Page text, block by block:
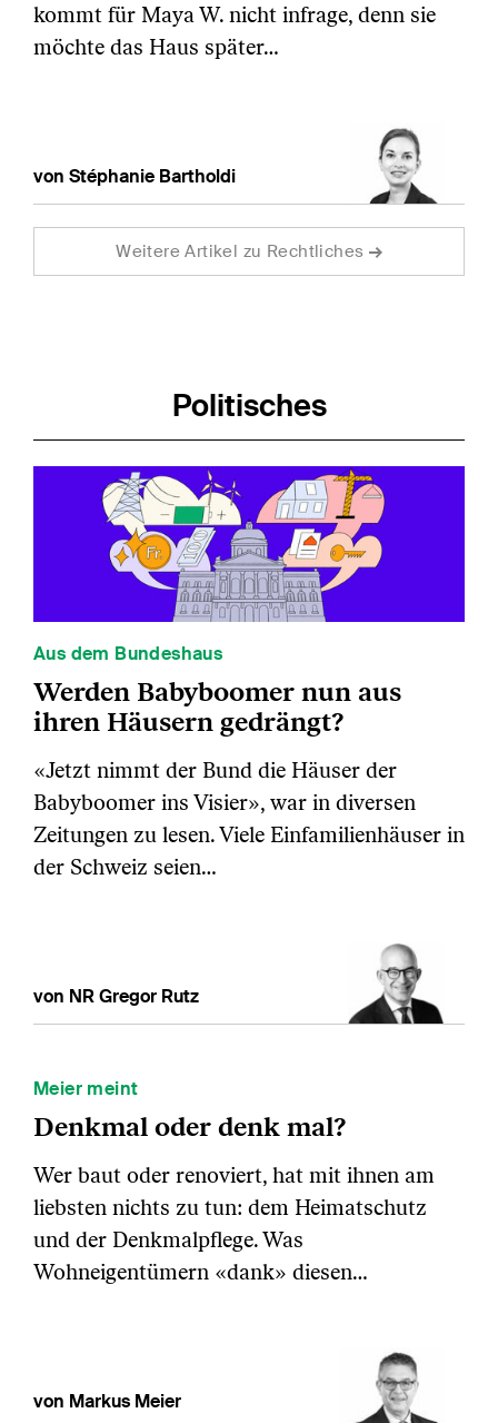
kommt für Maya W. nicht infrage, denn sie
möchte das Haus später…
von Stéphanie Bartholdi
Weitere Artikel zu Rechtliches
Politisches
Aus dem Bundeshaus
Werden Babyboomer nun aus
ihren Häusern gedrängt?
«Jetzt nimmt der Bund die Häuser der
Babyboomer ins Visier», war in diversen
Zeitungen zu lesen. Viele Einfamilienhäuser in
der Schweiz seien…
von NR Gregor Rutz
Meier meint
Denkmal oder denk mal?
Wer baut oder renoviert, hat mit ihnen am
liebsten nichts zu tun: dem Heimatschutz
und der Denkmalpflege. Was
Wohneigentümern «dank» diesen…
von Markus Meier